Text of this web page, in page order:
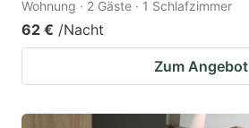
Wohnung · 2 Gäste · 1 Schlafzimmer
62 € /Nacht
Zum Angebot